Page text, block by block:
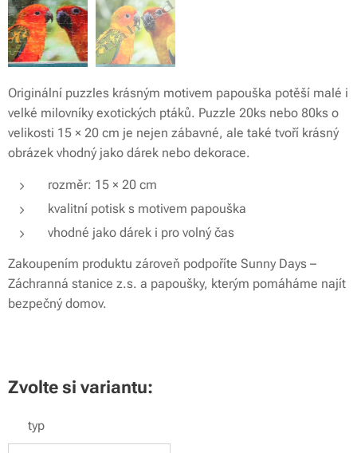
Originální puzzles krásným motivem papouška potěší malé i
velké milovníky exotických ptáků. Puzzle 20ks nebo 80ks o
velikosti 15 × 20 cm je nejen zábavné, ale také tvoří krásný
obrázek vhodný jako dárek nebo dekorace.
rozměr: 15 × 20 cm
kvalitní potisk s motivem papouška
vhodné jako dárek i pro volný čas
Zakoupením produktu zároveň podpoříte Sunny Days –
Záchranná stanice z.s. a papoušky, kterým pomáháme najít
bezpečný domov.
Zvolte si variantu:
typ